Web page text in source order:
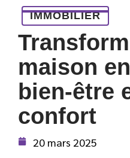
IMMOBILIER
maison
bien-être
confort
20 mars 2025